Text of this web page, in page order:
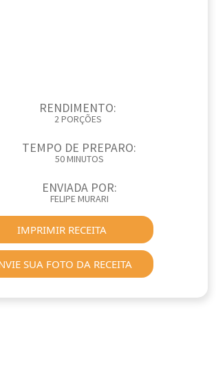
RENDIMENTO:
2 PORÇÕES
TEMPO DE PREPARO:
50 MINUTOS
ENVIADA POR:
FELIPE MURARI
IMPRIMIR RECEITA
SUA FOTO DA RECEITA